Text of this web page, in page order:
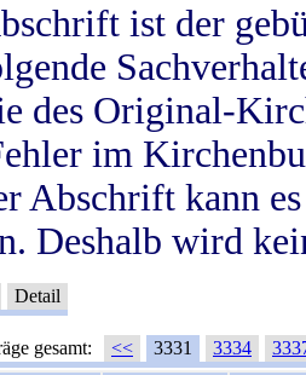
ist der
des Original-
im
Abschrift kann
Deshalb wird
Detail
gesamt: << 3331 3334